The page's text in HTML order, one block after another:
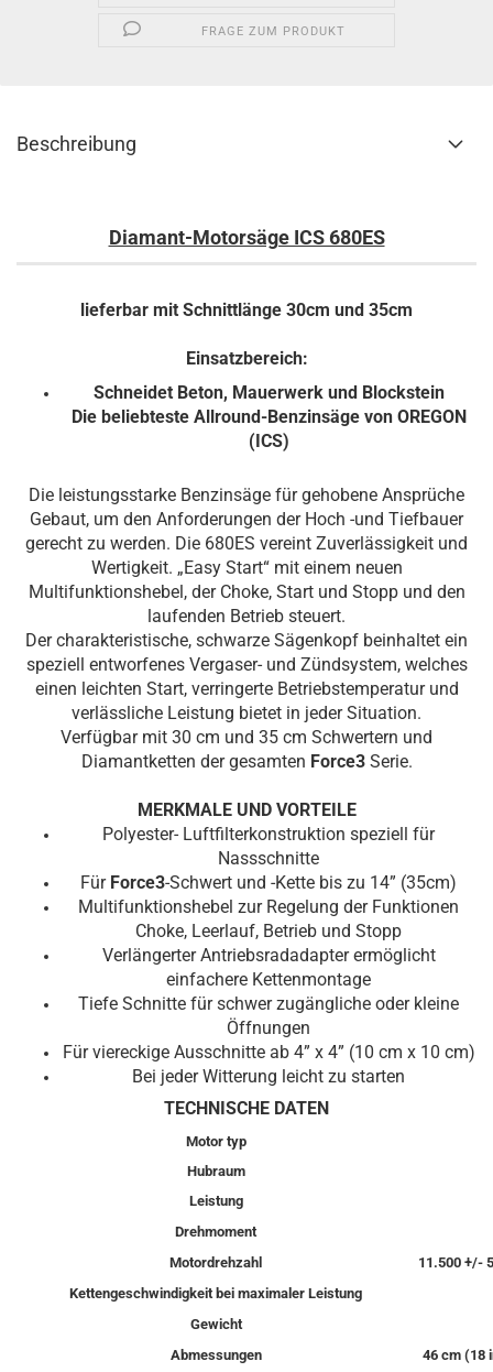
FRAGE ZUM PRODUKT
Beschreibung
Diamant-Motorsäge ICS 680ES
lieferbar mit Schnittlänge 30cm und 35cm
Einsatzbereich:
Schneidet Beton, Mauerwerk und Blockstein
Die beliebteste Allround-Benzinsäge von OREGON
(ICS)
Die leistungsstarke Benzinsäge für gehobene Ansprüche
Gebaut, um den Anforderungen der Hoch -und Tiefbauer
gerecht zu werden. Die 680ES vereint Zuverlässigkeit und
Wertigkeit. „Easy Start“ mit einem neuen
Multifunktionshebel, der Choke, Start und Stopp und den
laufenden Betrieb steuert.
Der charakteristische, schwarze Sägenkopf beinhaltet ein
speziell entworfenes Vergaser- und Zündsystem, welches
einen leichten Start, verringerte Betriebstemperatur und
verlässliche Leistung bietet in jeder Situation.
Verfügbar mit 30 cm und 35 cm Schwertern und
Diamantketten der gesamten Force3Serie.
MERKMALE UND VORTEILE
Polyester- Luftfilterkonstruktion speziell für
Nassschnitte
Für Force3-Schwert und -Kette bis zu 14” (35cm)
Multifunktionshebel zur Regelung der Funktionen
Choke, Leerlauf, Betrieb und Stopp
Verlängerter Antriebsradadapter ermöglicht
einfachere Kettenmontage
Tiefe Schnitte für schwer zugängliche oder kleine
Öffnungen
Für viereckige Ausschnitte ab 4” x 4” (10 cm x 10 cm)
Bei jeder Witterung leicht zu starten
TECHNISCHE DATEN
Motor typ
Hubraum
Leistung
Drehmoment
Motordrehzahl
11.500 +/-
Kettengeschwindigkeit bei maximaler Leistung
Gewicht
Abmessungen
46 cm (18